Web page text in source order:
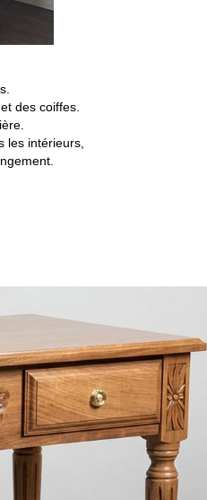
des coiffes.
les intérieurs,